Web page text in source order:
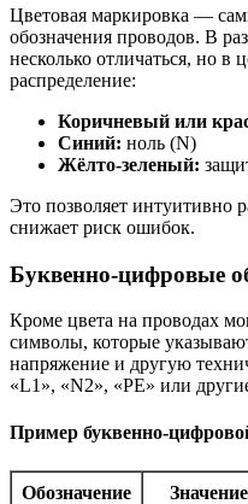
Цветовая маркировка —
обозначения проводов. В
несколько отличаться, но
распределение:
Коричневый или
Синий: ноль (N)
Жёлто-зеленый:
Это позволяет интуитивно
снижает риск ошибок.
Буквенно-цифровые
Кроме цвета на проводах
символы, которые
напряжение и другую
«L1», «N2», «PE» или
Пример буквенно-
Обозначение Значение